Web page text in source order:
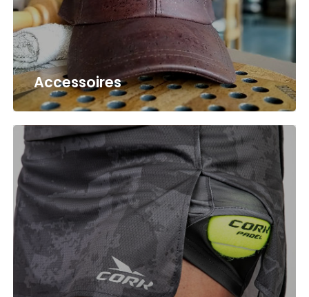
Accessoires